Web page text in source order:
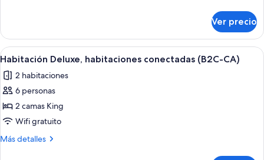
junior
(B2C-
CA)
Ver precio
Abrir
todas
las
fotos
de
Habitación
Deluxe,
Habitación de hotel con una cama
5
Habitación Deluxe, habitaciones conectadas (B2C-CA)
2 habitaciones
6 personas
2 camas King
Wifi gratuito
Más detalles
Más